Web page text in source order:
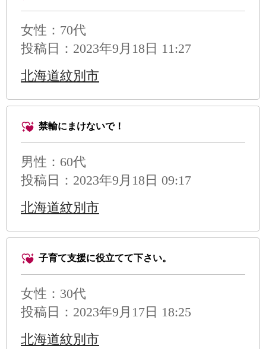
女性：70代
投稿日：2023年9月18日 11:27
北海道紋別市
禁輸にまけないで！
男性 ：60代
投稿日：2023年9月18日 09:17
北海道紋別市
子育て支援に役立てて下さい。
女性：30代
投稿日：2023年9月17日 18:25
北海道紋別市